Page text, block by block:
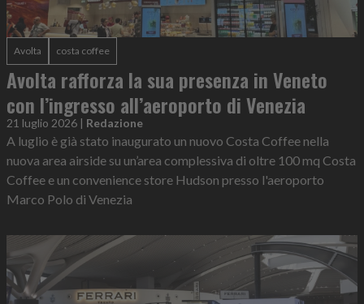
Avolta costa coffee
Avolta rafforza la sua presenza in Veneto
con l’ingresso all’aeroporto di Venezia
21 luglio 2026 | Redazione
A luglio è già stato inaugurato un nuovo Costa Coffee nella
nuova area airside su un’area complessiva di oltre 100 mq Costa
Coffee e un convenience store Hudson presso l'aeroporto
Marco Polo di Venezia